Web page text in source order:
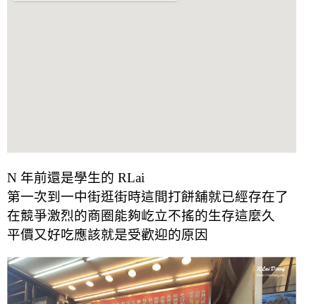
N 年前還是學生的 RLai
第一次到一中街逛街時這間打餅舖就已經存在了
在競爭激烈的商圈能夠屹立不搖的生存這麼久
平價又好吃應該就是受歡迎的原因